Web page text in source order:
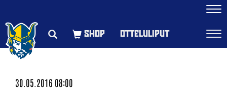
OTTELULIPUT
30.05.2016 08:00